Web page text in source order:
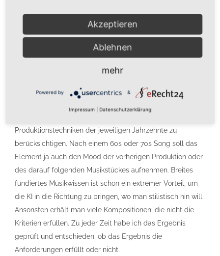
Qualität war ohne zu übertreiben “Mindblowing”.
Du erwähnst, dass das Jingle-Paket viele Stile aus
verschiedenen Epochen umfasst. Wie habt ihr
sichergestellt, dass die KI diese Vielfalt authentisch
Bei einem sehr musik-zentrierten Format wie Shake!FM, ist
Produktionstechniken der jeweiligen Jahrzehnte zu
berücksichtigen. Nach einem 60s oder 70s Song soll das
Element ja auch den Mood der vorherigen Produktion oder
des darauf folgenden Musikstückes aufnehmen. Breites
fundiertes Musikwissen ist schon ein extremer Vorteil, um
die KI in die Richtung zu bringen, wo man stilistisch hin will.
Ansonsten erhält man viele Kompositionen, die nicht die
Kriterien erfüllen. Zu jeder Zeit habe ich das Ergebnis
geprüft und entschieden, ob das Ergebnis die
Anforderungen erfüllt oder nicht.
Akzeptieren
Ablehnen
mehr
Powered by &
Impressum Datenschutzerklärung